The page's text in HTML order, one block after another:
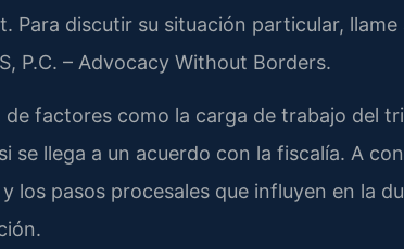
Para discutir su situación particular, llame
P.C. – Advocacy Without Borders.
factores como la carga de trabajo del
se llega a un acuerdo con la fiscalía. A
los pasos procesales que influyen en la